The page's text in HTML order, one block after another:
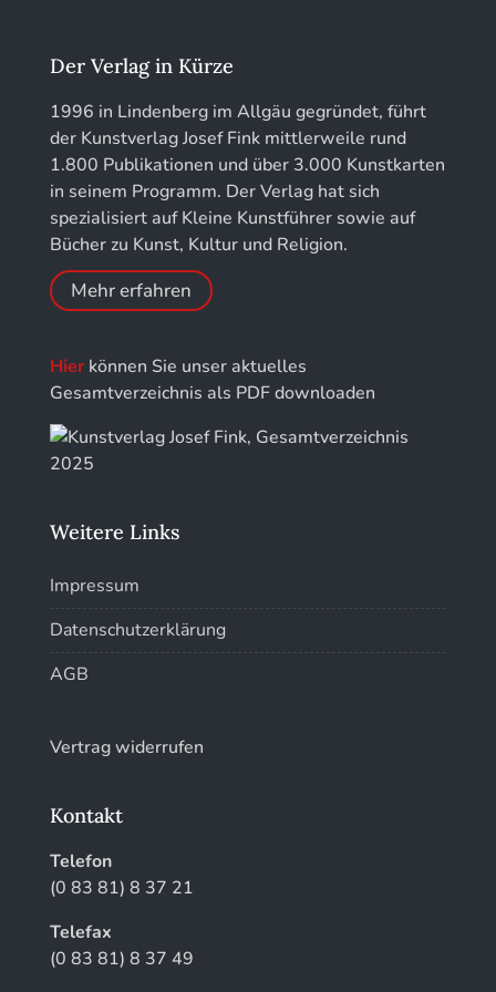
Kunstführer M
Kunstführer NO
Kunstführer PQ
Kunstführer R
Kunstführer Sch
Kunstführer St
Jahresschriften der DGC Deutsche Gesellschaft
für Chronometrie
Jahrbuch der Stiftung Thüringer Schlösser und
Gärten
Der Verlag in Kürze
1996 in Lindenberg im Allgäu gegründet, führt
der Kunstverlag Josef Fink mittlerweile rund
1.800 Publikationen und über 3.000 Kunstkarten
in seinem Programm. Der Verlag hat sich
spezialisiert auf Kleine Kunstführer sowie auf
Bücher zu Kunst, Kultur und Religion.
Mehr erfahren
Hierkönnen Sie unser aktuelles
Gesamtverzeichnis als PDF downloaden
Weitere Links
Impressum
Datenschutzerklärung
AGB
Vertrag widerrufen
Kontakt
Telefon
(0 83 81) 8 37 21
Telefax
(0 83 81) 8 37 49